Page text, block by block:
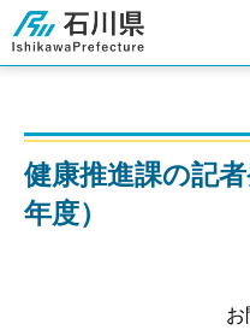
石川県
健康推進課の記
年度）
お